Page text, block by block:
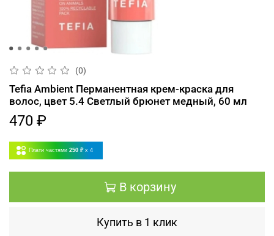
(0)
Tefia Ambient Перманентная крем-краска для
волос, цвет 5.4 Светлый брюнет медный, 60 мл
470 ₽
Плати частями 250 ₽ x 4
В корзину
Купить в 1 клик